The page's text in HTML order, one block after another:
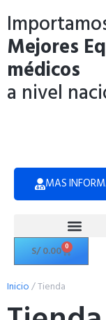
Mejores
médicos
a nivel
MAS
S/0.00 0
Inicio/ Tienda